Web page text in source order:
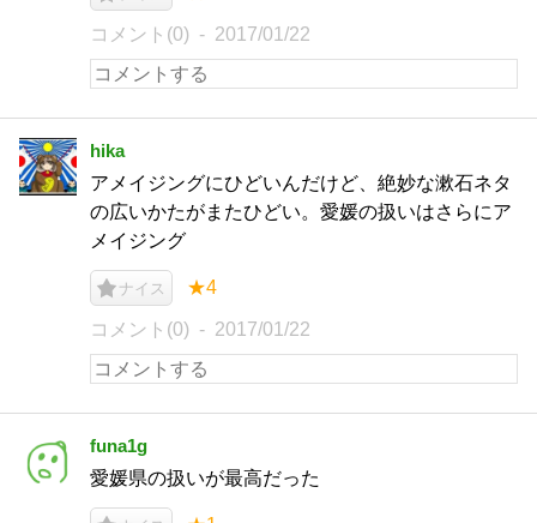
コメント(0) 2017/01/22
hika
アメイジングにひどいんだけど、絶妙な漱石ネタ
の広いかたがまたひどい。愛媛の扱いはさらにア
メイジング
ナイス ★4
コメント(0) 2017/01/22
funa1g
愛媛県の扱いが最高だった